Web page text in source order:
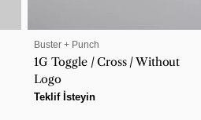
SATICI:
Buster + Punch
1G Toggle / Cross / Without
Logo
Normal
Teklif İsteyin